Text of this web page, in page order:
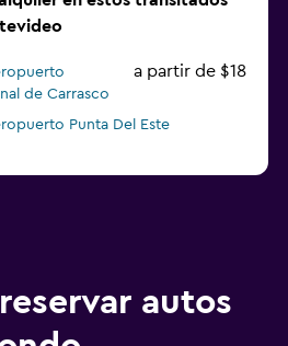
de Carrasco
a partir de $18
Punta Del Este
autos